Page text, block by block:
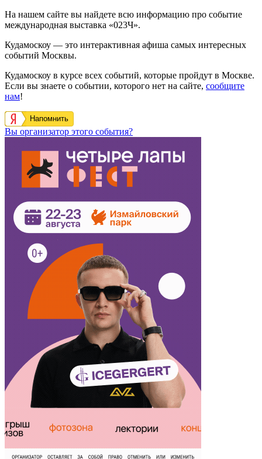
На нашем сайте вы найдете всю информацию про событие
международная выставка «023Ч».
Кудамоскоу — это интерактивная афиша самых интересных
событий Москвы.
Кудамоскоу в курсе всех событий, которые пройдут в Москве.
Если вы знаете о событии, которого нет на сайте, сообщите
нам!
Напомнить
Вы организатор этого события?